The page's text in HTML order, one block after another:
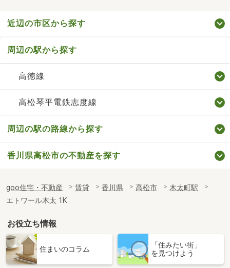
近辺の市区から探す
周辺の駅から探す
高徳線
高松琴平電鉄志度線
周辺の駅の路線から探す
香川県高松市の不動産を探す
goo住宅・不動産 賃貸 香川県 高松市
木太町駅
エトワール木太 1K
お役立ち情報
住まいのコラム
「住みたい街」
を見つけよう